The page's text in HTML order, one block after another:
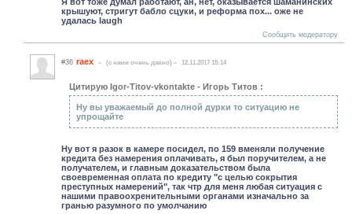
Я вот тоже думал работают, ан, нет, оказывается шаманинских
крышуют, стригут бабло сцуки, и реформа пох... оже не
удалась laugh
Сообщить модератору
#36 raex (c нами очень давно) 12.11.2017 15:14
Цитирую Igor-Titov-vkontakte - Игорь Титов :
Ну вы уважаемый до полной дурки то ситуацию не
упрощайте
Ну вот я разок в камере посидел, по 159 вменяли получение
кредита без намерения оплачивать, я был поручителем, а не
получателем, и главным доказательством была
своевременная оплата по кредиту "с целью сокрытия
преступных намерений", так чтр для меня любая ситуация с
нашими правоохренительными органами изначально за
гранью разумного по умолчанию